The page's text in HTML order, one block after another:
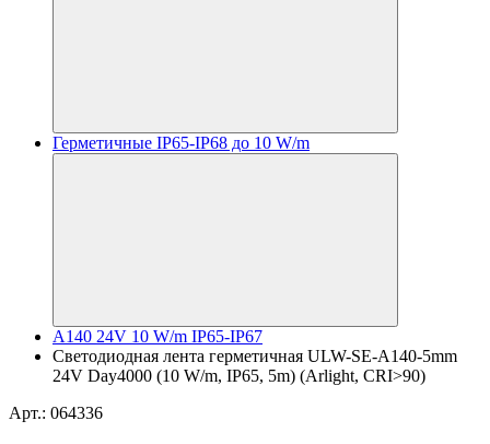
Герметичные IP65-IP68 до 10 W/m
A140 24V 10 W/m IP65-IP67
Светодиодная лента герметичная ULW-SE-A140-5mm
24V Day4000 (10 W/m, IP65, 5m) (Arlight, CRI>90)
Арт.: 064336